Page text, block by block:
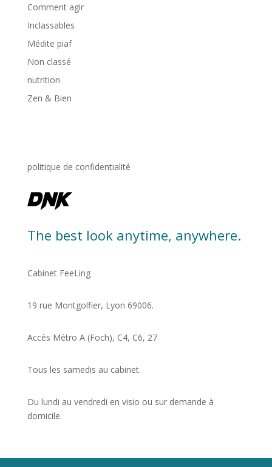
Comment agir
Inclassables
Médite piaf
Non classé
nutrition
Zen & Bien
politique de confidentialité
The best look anytime, anywhere.
Cabinet FeeLing
19 rue Montgolfier, Lyon 69006.
Accès Métro A (Foch), C4, C6, 27
Tous les samedis au cabinet.
Du lundi au vendredi en visio ou sur demande à
domicile.